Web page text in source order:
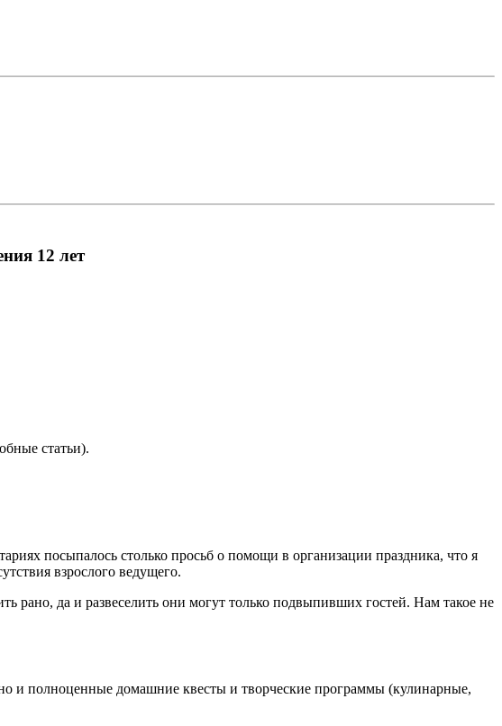
12 лет
статьи).
посыпалось столько просьб о помощи в организации праздника, что я
взрослого ведущего.
рано, да и развеселить они могут только подвыпивших гостей. Нам такое не
и полноценные домашние квесты и творческие программы (кулинарные,